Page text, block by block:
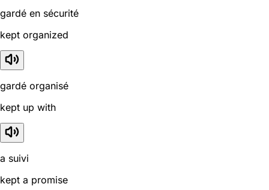
gardé en sécurité
kept organized
gardé organisé
kept up with
a suivi
kept a promise